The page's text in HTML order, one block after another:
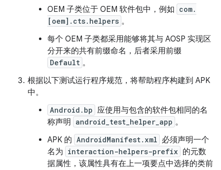
OEM 子类位于 OEM 软件包中，例如 com.
[oem].cts.helpers 。
每个 OEM 子类都采用能够将其与 AOSP 实现区
分开来的共有前缀命名，后者采用前缀
Default 。
根据以下测试运行程序规范，将帮助程序构建到 APK
中。
Android.bp 应使用与包含的软件包相同的名
称声明
android_test_helper_app 。
APK 的 AndroidManifest.xml 必须声明一个
名为 interaction-helpers-prefix 的元数
据属性，该属性具有在上一项要点中选择的类前